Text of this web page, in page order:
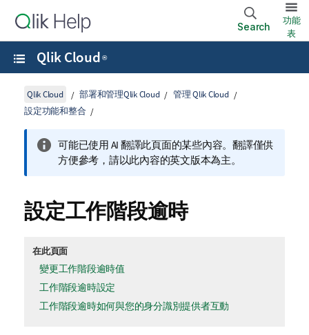
Search
功能
表
Qlik Cloud ®
Qlik Cloud 部署和管理Qlik Cloud
管理 Qlik Cloud
設定功能和整合
可能已使用 AI 翻譯此頁面的某些內容。翻譯僅供
方便參考，請以此內容的英文版本為主。
設定工作階段逾時
在此頁面
變更工作階段逾時值
工作階段逾時設定
工作階段逾時如何與您的身分識別提供者互動